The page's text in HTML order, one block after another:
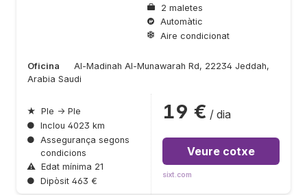
2 maletes
Automàtic
Aire condicionat
Oficina
Al-Madinah Al-Munawarah Rd, 22234 Jeddah,
Arabia Saudi
★ Ple → Ple
● Inclou 4023 km
● Assegurança segons
condicions
⚠ Edat mínima 21
● Dipòsit 463 €
19 € / dia
Veure cotxe
sixt.com